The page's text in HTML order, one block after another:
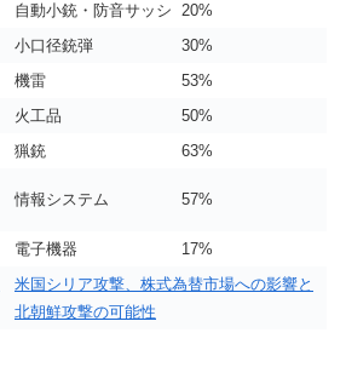
自動小銃・防音サッシ 20%
小口径銃弾
30%
機雷
53%
火工品
50%
猟銃 63%
情報システム 57%
電子機器
17%
米国シリア攻撃、株式為替市場への影響と
北朝鮮攻撃の可能性